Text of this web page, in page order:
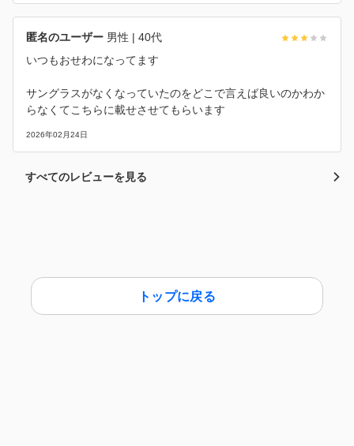
匿名のユーザー 男性 | 40代
いつもおせわになってます
サングラスがなくなっていたのをどこで言えば良いのかわか
らなくてこちらに載せさせてもらいます
2026年02月24日
すべてのレビューを見る
トップに戻る